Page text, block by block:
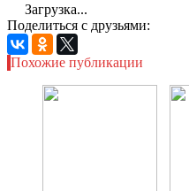
Загрузка...
Поделиться с друзьями:
Похожие публикации